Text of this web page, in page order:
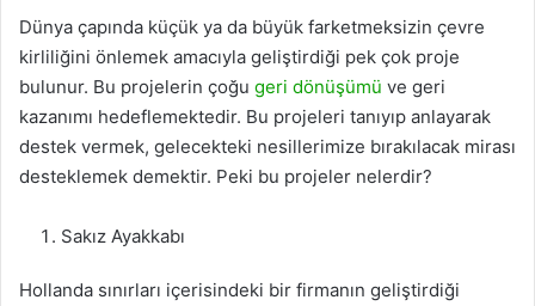
Dünya çapında küçük ya da büyük farketmeksizin çevre
kirliliğini önlemek amacıyla geliştirdiği pek çok proje
bulunur. Bu projelerin çoğu geri dönüşümü ve geri
kazanımı hedeflemektedir. Bu projeleri tanıyıp anlayarak
destek vermek, gelecekteki nesillerimize bırakılacak mirası
desteklemek demektir. Peki bu projeler nelerdir?
Sakız Ayakkabı
Hollanda sınırları içerisindeki bir firmanın geliştirdiği